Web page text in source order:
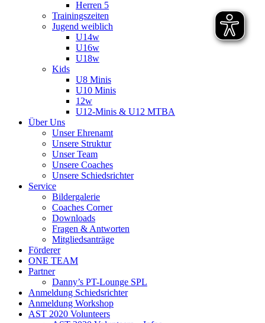
Herren 5
Trainingszeiten
Jugend weiblich
U14w
U16w
U18w
Kids
U8 Minis
U10 Minis
12w
U12-Minis & U12 MTBA
Über Uns
Unser Ehrenamt
Unsere Struktur
Unser Team
Unsere Coaches
Unsere Schiedsrichter
Service
Bildergalerie
Coaches Corner
Downloads
Fragen & Antworten
Mitgliedsanträge
Förderer
ONE TEAM
Partner
Danny’s PT-Lounge SPL
Anmeldung Schiedsrichter
Anmeldung Workshop
AST 2020 Volunteers